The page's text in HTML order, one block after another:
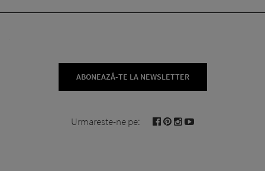
ABONEAZĂ-TE LA NEWSLETTER
Urmareste-ne pe: